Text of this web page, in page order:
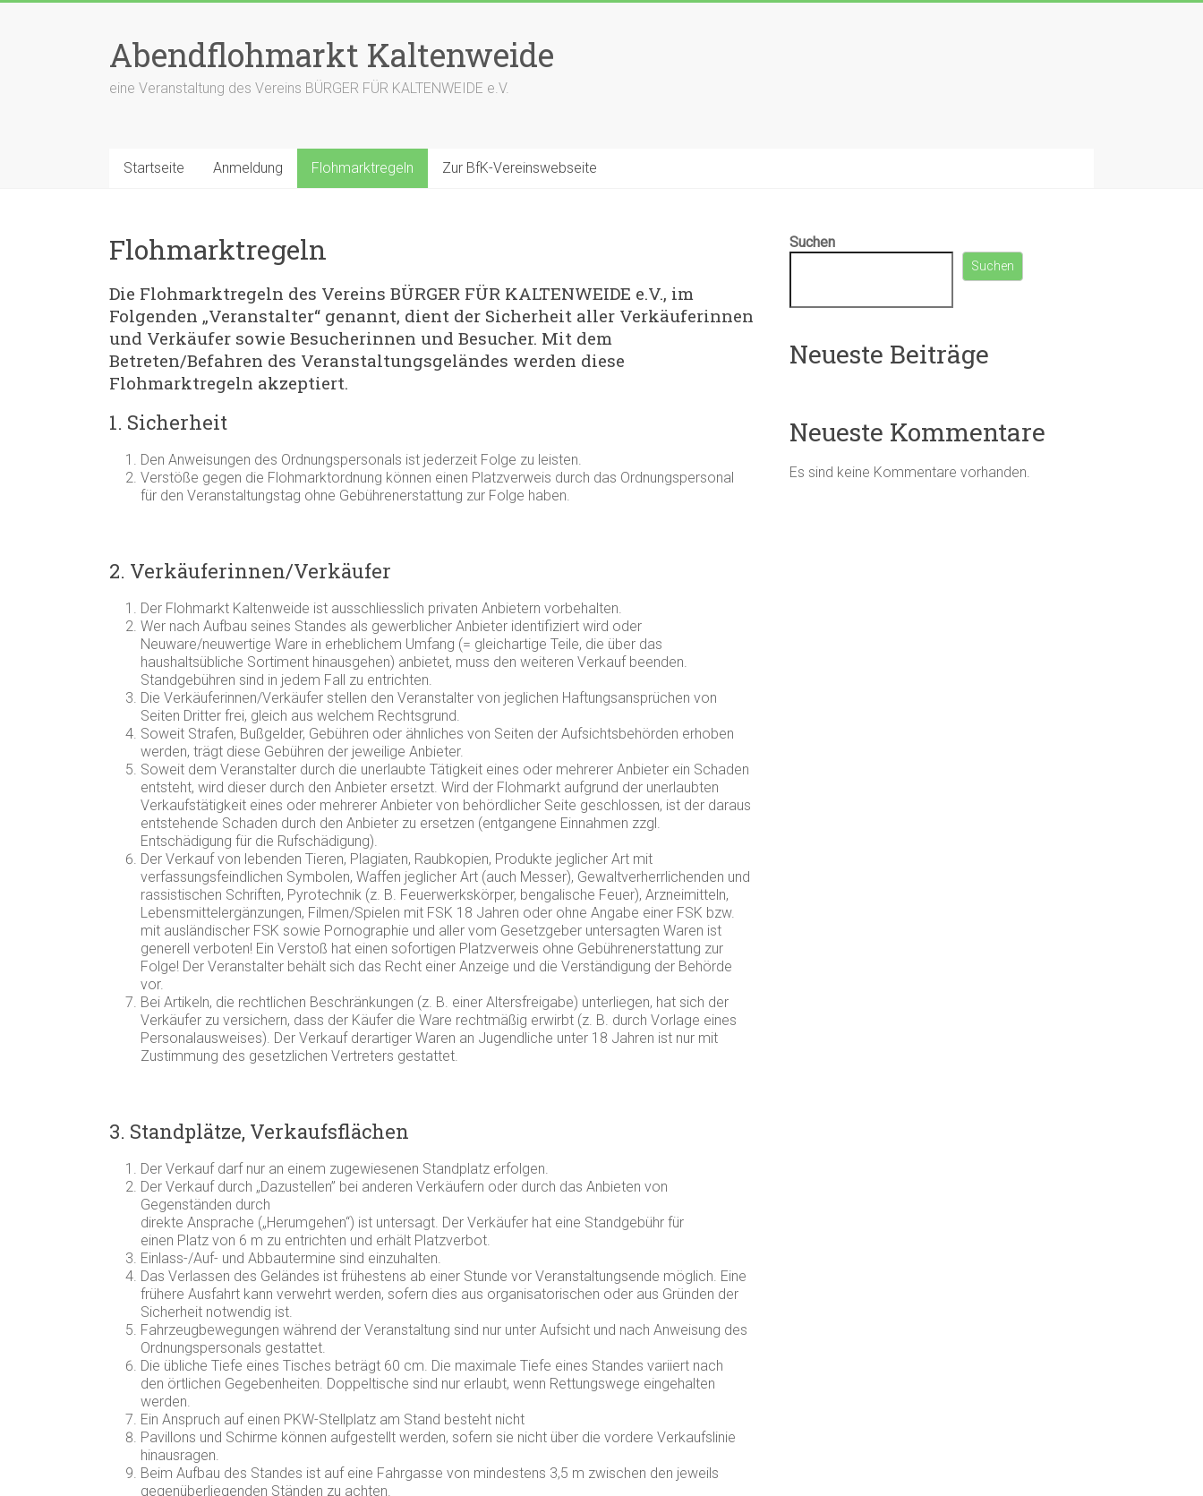
Abendflohmarkt Kaltenweide
eine Veranstaltung des Vereins BÜRGER FÜR KALTENWEIDE e.V.
Startseite Anmeldung Flohmarktregeln Zur BfK-Vereinswebseite
Flohmarktregeln
Die Flohmarktregeln des Vereins BÜRGER FÜR KALTENWEIDE e.V., im
Folgenden „Veranstalter“ genannt, dient der Sicherheit aller Verkäuferinnen
und Verkäufer sowie Besucherinnen und Besucher. Mit dem
Betreten/Befahren des Veranstaltungsgeländes werden diese
Flohmarktregeln akzeptiert.
1. Sicherheit
Den Anweisungen des Ordnungspersonals ist jederzeit Folge zu leisten.
Verstöße gegen die Flohmarktordnung können einen Platzverweis durch das Ordnungspersonal
für den Veranstaltungstag ohne Gebührenerstattung zur Folge haben.
2. Verkäuferinnen/Verkäufer
Der Flohmarkt Kaltenweide ist ausschliesslich privaten Anbietern vorbehalten.
Wer nach Aufbau seines Standes als gewerblicher Anbieter identifiziert wird oder
Neuware/neuwertige Ware in erheblichem Umfang (= gleichartige Teile, die über das
haushaltsübliche Sortiment hinausgehen) anbietet, muss den weiteren Verkauf beenden.
Standgebühren sind in jedem Fall zu entrichten.
Die Verkäuferinnen/Verkäufer stellen den Veranstalter von jeglichen Haftungsansprüchen von
Seiten Dritter frei, gleich aus welchem Rechtsgrund.
Soweit Strafen, Bußgelder, Gebühren oder ähnliches von Seiten der Aufsichtsbehörden erhoben
werden, trägt diese Gebühren der jeweilige Anbieter.
Soweit dem Veranstalter durch die unerlaubte Tätigkeit eines oder mehrerer Anbieter ein Schaden
entsteht, wird dieser durch den Anbieter ersetzt. Wird der Flohmarkt aufgrund der unerlaubten
Verkaufstätigkeit eines oder mehrerer Anbieter von behördlicher Seite geschlossen, ist der daraus
entstehende Schaden durch den Anbieter zu ersetzen (entgangene Einnahmen zzgl.
Entschädigung für die Rufschädigung).
Der Verkauf von lebenden Tieren, Plagiaten, Raubkopien, Produkte jeglicher Art mit
verfassungsfeindlichen Symbolen, Waffen jeglicher Art (auch Messer), Gewaltverherrlichenden und
rassistischen Schriften, Pyrotechnik (z. B. Feuerwerkskörper, bengalische Feuer), Arzneimitteln,
Lebensmittelergänzungen, Filmen/Spielen mit FSK 18 Jahren oder ohne Angabe einer FSK bzw.
mit ausländischer FSK sowie Pornographie und aller vom Gesetzgeber untersagten Waren ist
generell verboten! Ein Verstoß hat einen sofortigen Platzverweis ohne Gebührenerstattung zur
Folge! Der Veranstalter behält sich das Recht einer Anzeige und die Verständigung der Behörde
vor.
Bei Artikeln, die rechtlichen Beschränkungen (z. B. einer Altersfreigabe) unterliegen, hat sich der
Verkäufer zu versichern, dass der Käufer die Ware rechtmäßig erwirbt (z. B. durch Vorlage eines
Personalausweises). Der Verkauf derartiger Waren an Jugendliche unter 18 Jahren ist nur mit
Zustimmung des gesetzlichen Vertreters gestattet.
3. Standplätze, Verkaufsflächen
Der Verkauf darf nur an einem zugewiesenen Standplatz erfolgen.
Der Verkauf durch „Dazustellen” bei anderen Verkäufern oder durch das Anbieten von
Gegenständen durch
direkte Ansprache („Herumgehen“) ist untersagt. Der Verkäufer hat eine Standgebühr für
einen Platz von 6 m zu entrichten und erhält Platzverbot.
Einlass-/Auf- und Abbautermine sind einzuhalten.
Das Verlassen des Geländes ist frühestens ab einer Stunde vor Veranstaltungsende möglich. Eine
frühere Ausfahrt kann verwehrt werden, sofern dies aus organisatorischen oder aus Gründen der
Sicherheit notwendig ist.
Fahrzeugbewegungen während der Veranstaltung sind nur unter Aufsicht und nach Anweisung des
Ordnungspersonals gestattet.
Die übliche Tiefe eines Tisches beträgt 60 cm. Die maximale Tiefe eines Standes variiert nach
den örtlichen Gegebenheiten. Doppeltische sind nur erlaubt, wenn Rettungswege eingehalten
werden.
Ein Anspruch auf einen PKW-Stellplatz am Stand besteht nicht
Pavillons und Schirme können aufgestellt werden, sofern sie nicht über die vordere Verkaufslinie
hinausragen.
Beim Aufbau des Standes ist auf eine Fahrgasse von mindestens 3,5 m zwischen den jeweils
gegenüberliegenden Ständen zu achten.
Suchen
Suchen
Neueste Beiträge
Neueste Kommentare
Es sind keine Kommentare vorhanden.